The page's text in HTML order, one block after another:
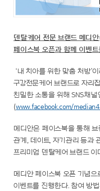
덴탈케어 전문 브랜드 메디
페이스북 오픈과 함께 이벤
‘내 치아를 위한 맞춤 처방’
구강전문케어 브랜드로 자리
친밀한 소통을 위해 SNS채널
(www.facebook.com/
메디안은 페이스북을 통해
관계, 데이트, 자기관리 등과
프리미엄 덴탈케어 브랜드 이
메디안 페이스북 오픈 기념
이벤트를 진행한다. 참여 방